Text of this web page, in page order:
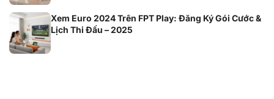
Xem Euro 2024 Trên FPT Play: Đăng Ký Gói Cước &
Lịch Thi Đấu – 2025